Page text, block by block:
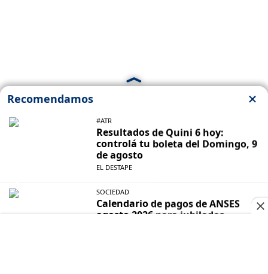
Cuando la derecha ruge, más necesitamos
amplificar nuestra voz. Hoy más que nunca te
necesitamos para seguir haciendo nuestro trabajo.
¡Sigamos haciendo historia!